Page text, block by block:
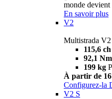
monde devient
En savoir plus
V2
Multistrada V2
115,6 ch
92,1 Nm
199 kg
À partir de 16
Configurez-la
V2 S